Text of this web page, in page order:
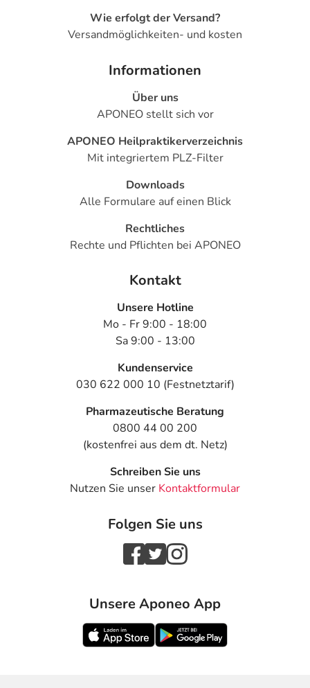
Wie erfolgt der Versand?
Versandmöglichkeiten- und kosten
Informationen
Über uns
APONEO stellt sich vor
APONEO Heilpraktikerverzeichnis
Mit integriertem PLZ-Filter
Downloads
Alle Formulare auf einen Blick
Rechtliches
Rechte und Pflichten bei APONEO
Kontakt
Unsere Hotline
Mo - Fr 9:00 - 18:00
Sa 9:00 - 13:00
Kundenservice
030 622 000 10 (Festnetztarif)
Pharmazeutische Beratung
0800 44 00 200
(kostenfrei aus dem dt. Netz)
Schreiben Sie uns
Nutzen Sie unser Kontaktformular
Folgen Sie uns
Unsere Aponeo App